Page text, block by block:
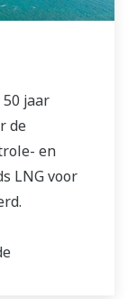
oplossing
50 jaar
de
en
LNG voor